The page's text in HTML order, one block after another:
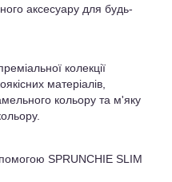
аксесуару для будь-
колекції
матеріалів,
кольору та м'яку
SPRUNCHIE SLIM